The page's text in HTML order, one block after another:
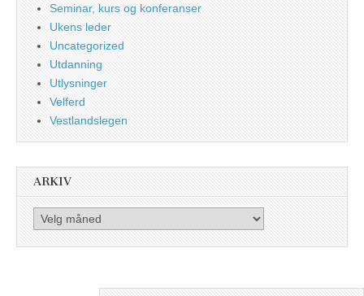
Seminar, kurs og konferanser
Ukens leder
Uncategorized
Utdanning
Utlysninger
Velferd
Vestlandslegen
ARKIV
Arkiv